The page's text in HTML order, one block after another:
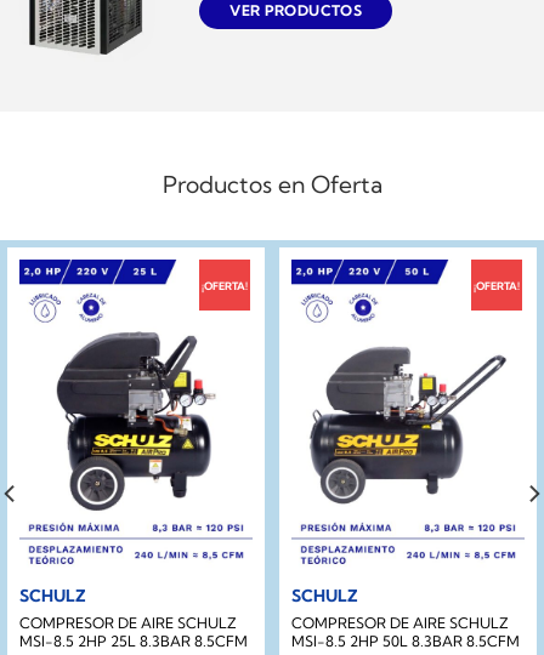
VER PRODUCTOS
Productos en Oferta
¡OFERTA!
SCHULZ
COMPRESOR DE AIRE SCHULZ
MSI-8.5 2HP 25L 8.3BAR 8.5CFM
¡OFERTA!
SCHULZ
COMPRESOR DE AIRE SCHULZ
MSI-8.5 2HP 50L 8.3BAR 8.5CFM